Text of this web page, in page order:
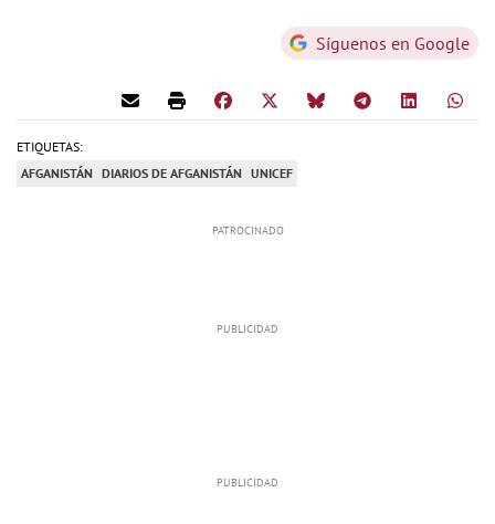
Síguenos en Google
ETIQUETAS:
AFGANISTÁN DIARIOS DE AFGANISTÁN UNICEF